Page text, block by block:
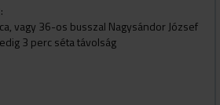
:
vagy 36-os busszal Nagysándor József
3 perc séta távolság